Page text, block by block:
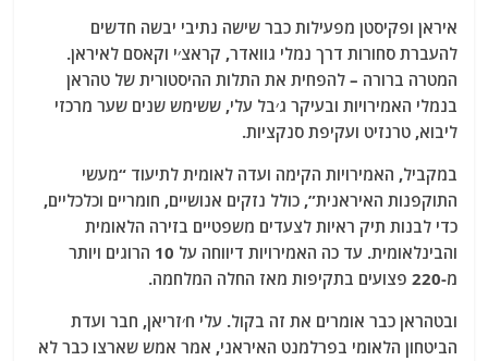
איראן ופקיסטן מפעילות כבר שישה נתיבי יבשה חדשים
להעברת סחורות דרך נמלי גוואדר, קראצ׳י וקאסם לאיראן.
המטרה ברורה – להפחית את התלות ההיסטורית של טהראן
בנמלי האמירויות ובעיקר ג׳בל עלי, ששימש שנים שער מרכזי
ליבוא, טרנזיט ועקיפת סנקציות.
במקביל, האמירויות הקימה ועדה לאומית לתיעוד “מעשי
התוקפנות האיראנית”, כולל נזקים אנושיים, חומריים וכלכליים,
כדי לבנות תיק ראיות לצעדים משפטיים בזירה הלאומית
והבינלאומית. עד כה האמירויות דיווחה על 10 הרוגים ויותר
מ-220 פצועים בתקיפות מאז החלה המלחמה.
ובטהראן כבר אומרים את זה בקול. עלי ח׳זריאן, חבר ועדת
הביטחון הלאומי בפרלמנט האיראני, אמר אמש שארצו כבר לא